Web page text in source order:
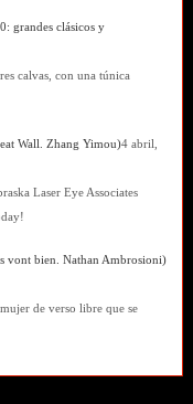
grandes clásicos y
calvas, con una túnica
Wall. Zhang Yimou)4 abril,
Laser Eye Associates
vont bien. Nathan Ambrosioni)
de verso libre que se